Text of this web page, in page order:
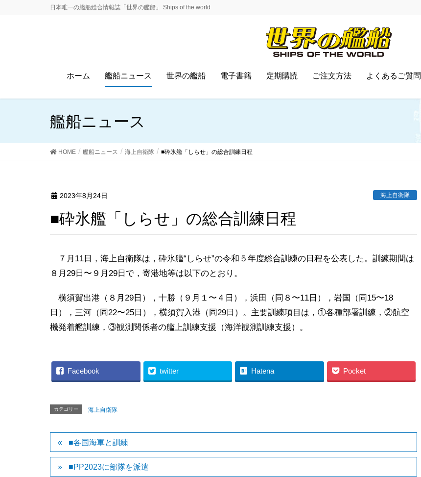
日本唯一の艦船総合情報誌「世界の艦船」 Ships of the world
ホーム 艦船ニュース 世界の艦船 電子書籍 定期購読 ご注文方法 よくあるご質問
艦船ニュース
HOME 艦船ニュース 海上自衛隊 ■砕氷艦「しらせ」の総合訓練日程
2023年8月24日 海上自衛隊
■砕氷艦「しらせ」の総合訓練日程
７月11日，海上自衛隊は，砕氷艦“しらせ”の令和５年度総合訓練の日程を公表した。訓練期間は
８月29日〜９月29日で，寄港地等は以下のとおり。
横須賀出港（８月29日），十勝（９月１〜４日），浜田（同８〜11日），岩国（同15〜18
日），三河（同22〜25日），横須賀入港（同29日）。主要訓練項目は，①各種部署訓練，②航空
機発着艦訓練，③観測関係者の艦上訓練支援（海洋観測訓練支援）。
Facebook twitter Hatena Pocket
カテゴリー 海上自衛隊
■各国海軍と訓練
■PP2023に部隊を派遣